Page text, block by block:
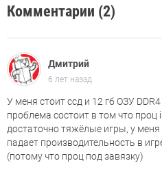
Комментарии (2)
Дмитрий
6 лет назад
У меня стоит ссд и 12 гб ОЗУ
проблема состоит в том что проц
достаточно тяжёлые игры, у меня
падает производительность в
(потому что проц под завязку)